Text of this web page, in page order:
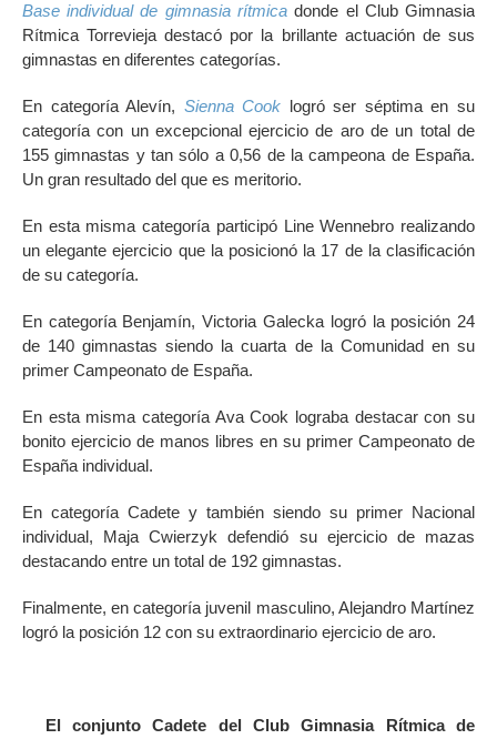
Base individual de gimnasia rítmica donde el Club Gimnasia
Rítmica Torrevieja destacó por la brillante actuación de sus
gimnastas en diferentes categorías.
En categoría Alevín, Sienna Cook logró ser séptima en su
categoría con un excepcional ejercicio de aro de un total de
155 gimnastas y tan sólo a 0,56 de la campeona de España.
Un gran resultado del que es meritorio.
En esta misma categoría participó Line Wennebro realizando
un elegante ejercicio que la posicionó la 17 de la clasificación
de su categoría.
En categoría Benjamín, Victoria Galecka logró la posición 24
de 140 gimnastas siendo la cuarta de la Comunidad en su
primer Campeonato de España.
En esta misma categoría Ava Cook lograba destacar con su
bonito ejercicio de manos libres en su primer Campeonato de
España individual.
En categoría Cadete y también siendo su primer Nacional
individual, Maja Cwierzyk defendió su ejercicio de mazas
destacando entre un total de 192 gimnastas.
Finalmente, en categoría juvenil masculino, Alejandro Martínez
logró la posición 12 con su extraordinario ejercicio de aro.
El conjunto Cadete del Club Gimnasia Rítmica de